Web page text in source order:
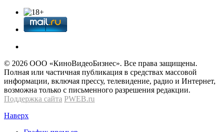
© 2026 OOО «КиноВидеоБизнес». Все права защищены.
Полная или частичная публикация в средствах массовой
информации, включая прессу, телевидение, радио и Интернет,
возможна только с письменного разрешения редакции.
Поддержка сайта PWEB.ru
Наверх